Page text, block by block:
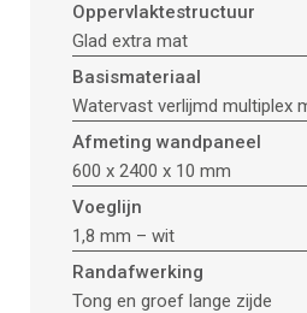
Oppervlaktestructuur
Glad extra mat
Basismateriaal
Watervast verlijmd multiplex
Afmeting wandpaneel
600 x 2400 x 10 mm
Voeglijn
1,8 mm – wit
Randafwerking
Tong en groef lange zijde